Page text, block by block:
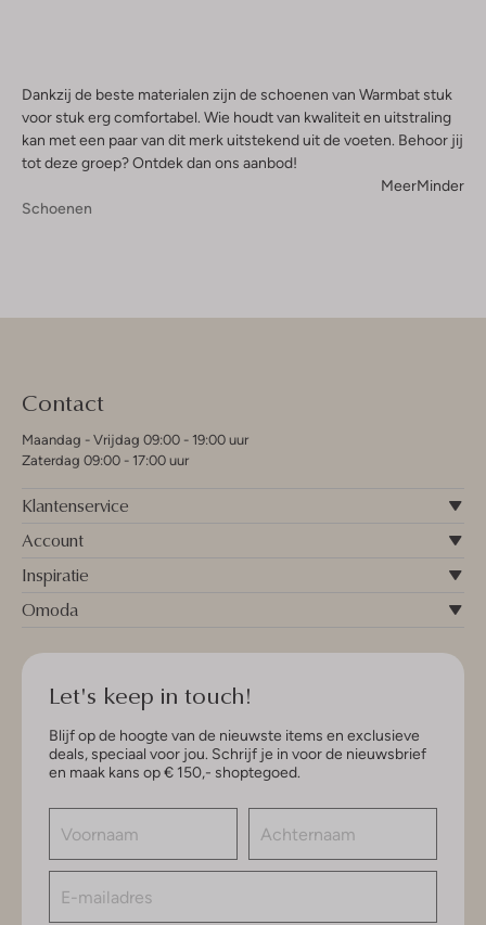
Dankzij de beste materialen zijn de schoenen van Warmbat stuk
voor stuk erg comfortabel. Wie houdt van kwaliteit en uitstraling
kan met een paar van dit merk uitstekend uit de voeten. Behoor jij
tot deze groep? Ontdek dan ons aanbod!
MeerMinder
Schoenen
Contact
Maandag - Vrijdag 09:00 - 19:00 uur
Zaterdag 09:00 - 17:00 uur
Klantenservice
Account
Inspiratie
Omoda
Let's keep in touch!
Blijf op de hoogte van de nieuwste items en exclusieve
deals, speciaal voor jou. Schrijf je in voor de nieuwsbrief
en maak kans op € 150,- shoptegoed.